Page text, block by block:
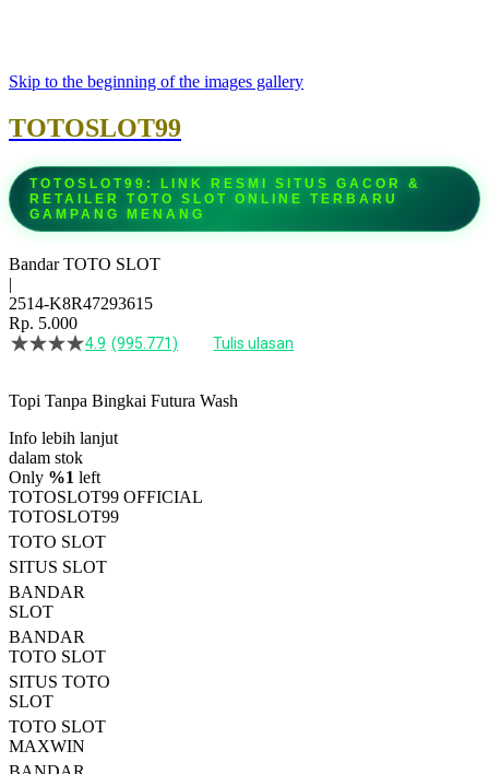
Skip to the beginning of the images gallery
TOTOSLOT99
TOTOSLOT99: LINK RESMI SITUS GACOR &
RETAILER TOTO SLOT ONLINE TERBARU
GAMPANG MENANG
Bandar TOTO SLOT
|
2514-K8R47293615
Rp. 5.000
4.5
bintang,
rating
rata-
rata.
Read
13
Reviews.
Tautan
halaman
yang
sama.
4.9 (995.771) Tulis ulasan
Topi Tanpa Bingkai Futura Wash
Info lebih lanjut
dalam stok
Only %1 left
TOTOSLOT99 OFFICIAL
TOTOSLOT99
TOTO SLOT
SITUS SLOT
BANDAR
SLOT
BANDAR
TOTO SLOT
SITUS TOTO
SLOT
TOTO SLOT
MAXWIN